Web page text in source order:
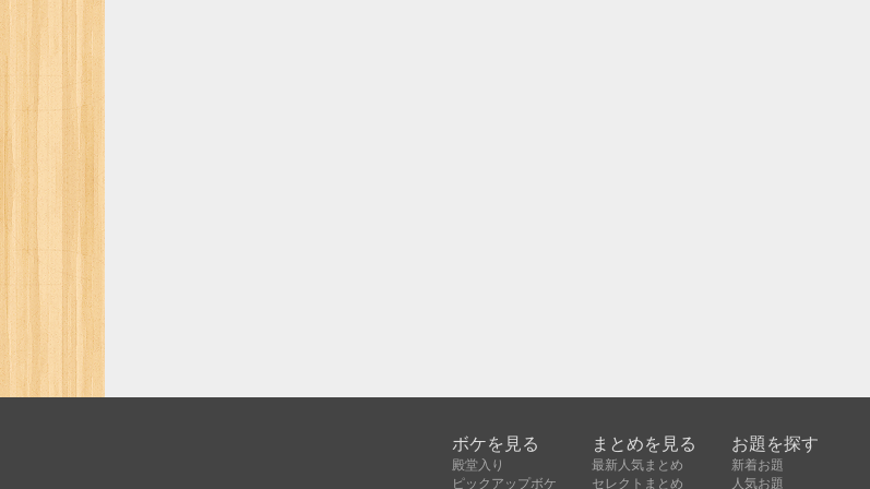
ボケを見る
殿堂入り
ピックアップボケ
まとめを見る
最新人気まとめ
セレクトまとめ
お題を探す
新着お題
人気お題